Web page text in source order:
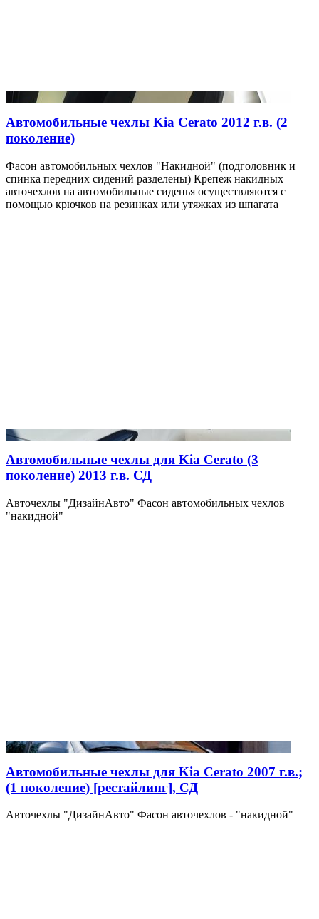
Автомобильные чехлы Kia Cerato 2012 г.в. (2
поколение)
Фасон автомобильных чехлов "Накидной" (подголовник и
спинка передних сидений разделены) Крепеж накидных
авточехлов на автомобильные сиденья осуществляются с
помощью крючков на резинках или утяжках из шпагата
Автомобильные чехлы для Kia Cerato (3
поколение) 2013 г.в. СД
Авточехлы "ДизайнАвто" Фасон автомобильных чехлов
"накидной"
Автомобильные чехлы для Kia Cerato 2007 г.в.;
(1 поколение) [рестайлинг], СД
Авточехлы "ДизайнАвто" Фасон авточехлов - "накидной"